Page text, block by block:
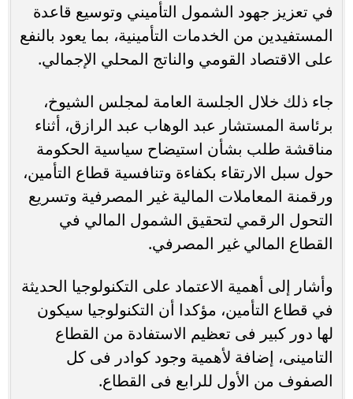
في تعزيز جهود الشمول التأميني وتوسيع قاعدة
المستفيدين من الخدمات التأمينية، بما يعود بالنفع
على الاقتصاد القومي والناتج المحلي الإجمالي.
جاء ذلك خلال الجلسة العامة لمجلس الشيوخ،
برئاسة المستشار عبد الوهاب عبد الرازق، أثناء
مناقشة طلب بشأن استيضاح سياسية الحكومة
حول سبل الارتقاء بكفاءة وتنافسية قطاع التأمين،
ورقمنة المعاملات المالية غير المصرفية وتسريع
التحول الرقمي لتحقيق الشمول المالي في
القطاع المالي غير المصرفي.
وأشار إلى أهمية الاعتماد على التكنولوجيا الحديثة
في قطاع التأمين، مؤكدا أن التكنولوجيا سيكون
لها دور كبير فى تعظيم الاستفادة من القطاع
التامينى، إضافة لأهمية وجود كوادر فى كل
الصفوف من الأول للرابع فى القطاع.